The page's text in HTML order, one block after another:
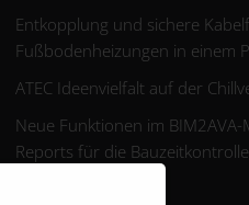
Entkopplung und sichere
Fußbodenheizungen in einem
ATEC Ideenvielfalt auf der
Neue Funktionen im
Reports für die Bauzeitkontrolle